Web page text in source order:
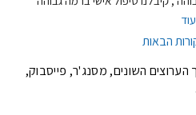
הבאות
הערוצים השונים, מסנג'ר, פייסבוק,